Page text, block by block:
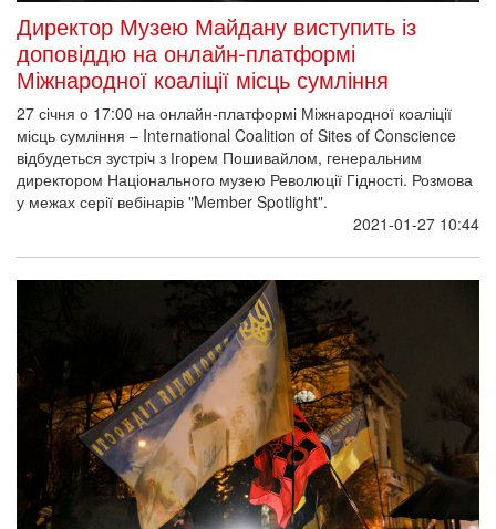
Директор Музею Майдану виступить із
доповіддю на онлайн-платформі
Міжнародної коаліції місць сумління
27 січня о 17:00 на онлайн-платформі Міжнародної коаліції
місць сумління – International Coalition of Sites of Conscience
відбудеться зустріч з Ігорем Пошивайлом, генеральним
директором Національного музею Революції Гідності. Розмова
у межах серії вебінарів "Member Spotlight".
2021-01-27 10:44